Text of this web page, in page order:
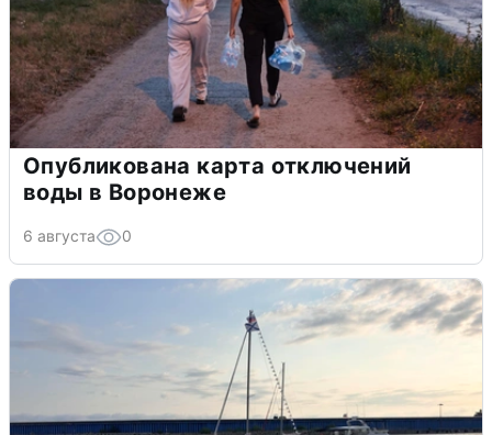
Опубликована карта отключений
воды в Воронеже
6 августа 0